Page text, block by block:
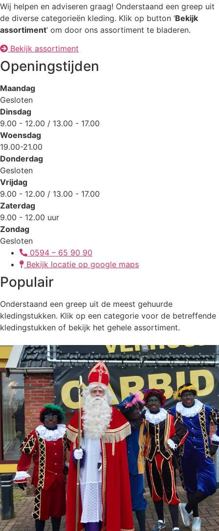
Wij helpen en adviseren graag! Onderstaand een greep uit
de diverse categorieën kleding. Klik op button ‘Bekijk
assortiment‘ om door ons assortiment te bladeren.
Bekijk assortiment
Openingstijden
Maandag
Gesloten
Dinsdag
9.00 - 12.00 / 13.00 - 17.00
Woensdag
19.00-21.00
Donderdag
Gesloten
Vrijdag
9.00 - 12.00 / 13.00 - 17.00
Zaterdag
9.00 - 12.00 uur
Zondag
Gesloten
0594 – 65 90 90
Bekijk locatie op google maps
Populair
Onderstaand een greep uit de meest gehuurde
kledingstukken. Klik op een categorie voor de betreffende
kledingstukken of bekijk het gehele assortiment.